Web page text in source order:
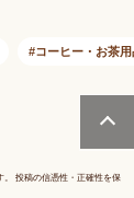
イト
スチック
麦茶ボト
ーボトル
水出し
ポット
コーヒー・お茶用
。 投稿の信憑性・正確性を保